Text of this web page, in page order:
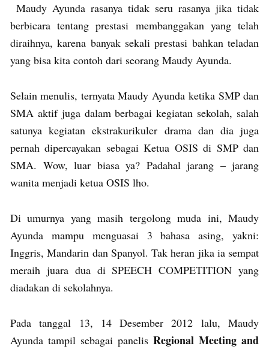
Maudy Ayunda rasanya tidak seru rasanya jika tidak
berbicara tentang prestasi membanggakan yang telah
diraihnya, karena banyak sekali prestasi bahkan teladan
yang bisa kita contoh dari seorang Maudy Ayunda.
Selain menulis, ternyata Maudy Ayunda ketika SMP dan
SMA aktif juga dalam berbagai kegiatan sekolah, salah
satunya kegiatan ekstrakurikuler drama dan dia juga
pernah dipercayakan sebagai Ketua OSIS di SMP dan
SMA. Wow, luar biasa ya? Padahal jarang – jarang
wanita menjadi ketua OSIS lho.
Di umurnya yang masih tergolong muda ini, Maudy
Ayunda mampu menguasai 3 bahasa asing, yakni:
Inggris, Mandarin dan Spanyol. Tak heran jika ia sempat
meraih juara dua di SPEECH COMPETITION yang
diadakan di sekolahnya.
Pada tanggal 13, 14 Desember 2012 lalu, Maudy
Ayunda tampil sebagai panelis Regional Meeting and